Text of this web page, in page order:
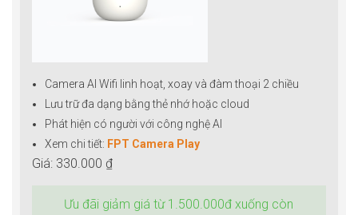
Camera AI Wifi linh hoạt, xoay và đàm thoại 2 chiều
Lưu trữ đa dạng bằng thẻ nhớ hoặc cloud
Phát hiện có người với công nghệ AI
Xem chi tiết: FPT Camera Play
Giá: 330.000 ₫
Ưu đãi giảm giá từ 1.500.000đ xuống còn